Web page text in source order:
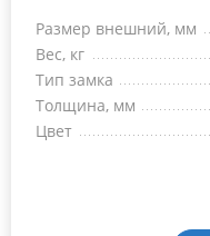
Размер внешний, мм
Вес, кг
Тип замка
Толщина, мм
Цвет